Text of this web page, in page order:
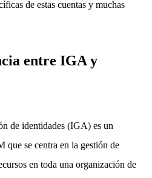
de estas cuentas y muchas
entre IGA y
de identidades (IGA) es un
se centra en la gestión de
en toda una organización de